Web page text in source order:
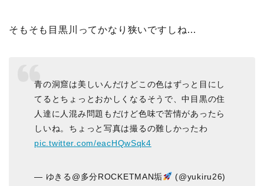
そもそも目黒川ってかなり狭いですしね…
青の洞窟は美しいんだけどこの色はずっと目にし
てるとちょっとおかしくなるそうで、中目黒の住
人達に人混み問題もだけど色味で苦情があったら
しいね。ちょっと写真は撮るの難しかったわ
pic.twitter.com/eacHQwSqk4
— ゆきる@多分ROCKETMAN垢
(@yukiru26)